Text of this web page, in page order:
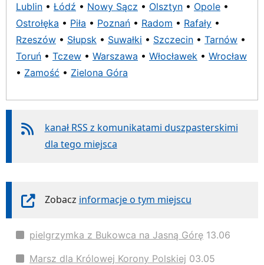
Lublin • Łódź • Nowy Sącz • Olsztyn • Opole •
Ostrołęka • Piła • Poznań • Radom • Rafały •
Rzeszów • Słupsk • Suwałki • Szczecin • Tarnów •
Toruń • Tczew • Warszawa • Włocławek • Wrocław
• Zamość • Zielona Góra
kanał RSS z komunikatami duszpasterskimi
dla tego miejsca
Zobacz informacje o tym miejscu
pielgrzymka z Bukowca na Jasną Górę 13.06
Marsz dla Królowej Korony Polskiej 03.05